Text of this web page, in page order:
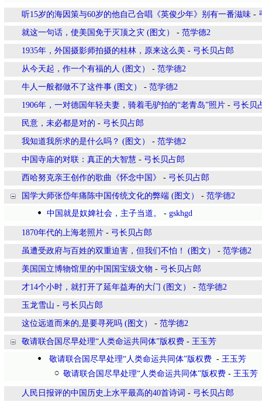
听15岁的海因策与60岁的他自己合唱《英俊少年》别有一番滋味 -
就这一句话，使美国免于灭顶之灾 (图文） - 范学德2
1935年，外国摄影师拍摄的桂林，原来这么美 - 弓长贝占郎
从今天起，作一个有福的人 (图文） - 范学德2
牛人一般都做不了这件事 (图文） - 范学德2
1906年，一对德国年轻夫妻，骑着毛驴拍的“老青岛”照片 - 弓长贝
民意，未必都是对的 - 弓长贝占郎
我知道我所求的是什么吗？ (图文） - 范学德2
中国寺庙的对联：真正的大智慧 - 弓长贝占郎
西哈努克亲王创作的歌曲《怀念中国》 - 弓长贝占郎
国学大师张岱年痛陈中国传统文化的弊端 (图文） - 范学德2
中国就是奴婢社会，主子当道。
- gskhgd
1870年代的上海老照片 - 弓长贝占郎
虽遭受政府与百姓的双重迫害，但我们不怕！ (图文） - 范学德2
美国国立博物馆里的中国国宝级文物 - 弓长贝占郎
才14个小时，就打开了延年益寿的大门 (图文） - 范学德2
玉龙雪山 - 弓长贝占郎
这位远道而来的,是要寻死吗 (图文） - 范学德2
敬请联合国尽早处理“人类命运共同体”版权费 - 王玉芳
敬请联合国尽早处理“人类命运共同体”版权费 - 王玉芳
敬请联合国尽早处理“人类命运共同体”版权费 - 王玉芳
人民日报评的中国历史上水平最高的40首诗词 - 弓长贝占郎